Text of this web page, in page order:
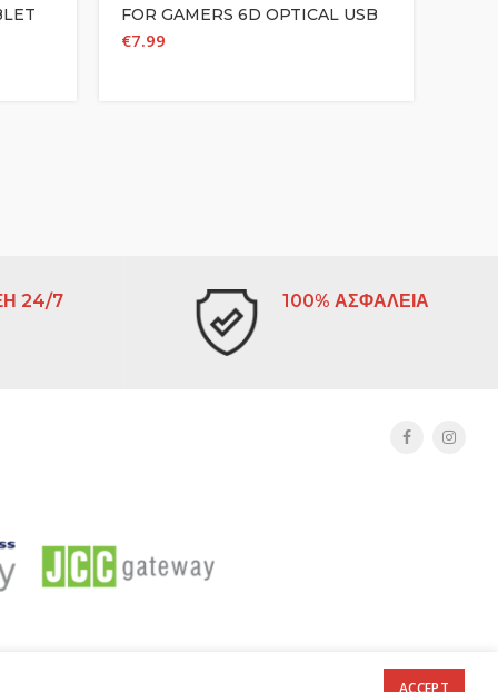
FOR GAMERS 6D OPTICAL USB
MX403 APACHE RED
€7.99
24/7 100% ΑΣΦΑΛΕΙΑ
ACCEPT